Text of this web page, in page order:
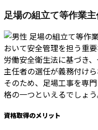
足場の組立て等作業
足場の組立て等作
おいて安全管理を担う重要
労働安全衛生法に基づき
主任者の選任が義務付けら
そのため、足場工事を専
格の一つといえるでしょう
資格取得のメリット